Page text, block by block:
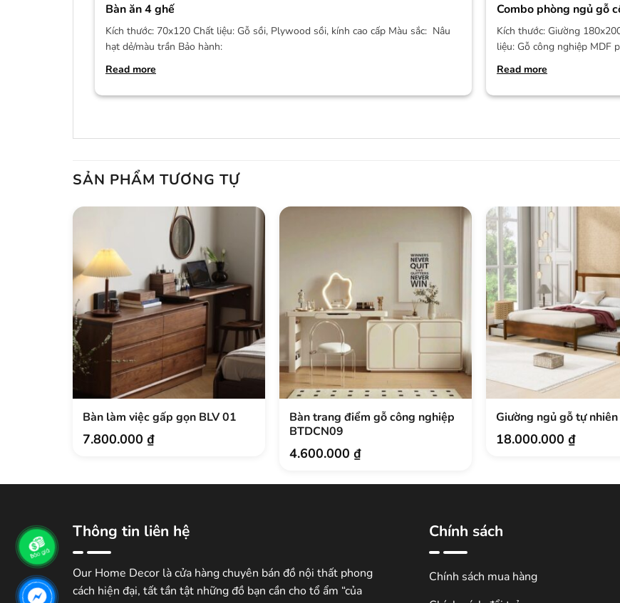
Bàn ăn 4 ghế
Kích thước: 70x120 Chất liệu: Gỗ sồi, Plywood sồi, kính cao cấp Màu sắc: Nâu
hạt dẻ/màu trần Bảo hành:
Read more
Combo phòng ngủ gỗ
Kích thước: Giường
liệu: Gỗ công nghiệp MDF
Read more
SẢN PHẨM TƯƠNG TỰ
Bàn làm việc gấp gọn BLV 01
7.800.000₫
Bàn trang điểm gỗ công nghiệp
BTDCN09
4.600.000₫
Giường ngủ gỗ tự
18.000.000₫
Thông tin liên hệ
Our Home Decor là cửa hàng chuyên bán đồ nội thất phong
cách hiện đại, tất tần tật những đồ bạn cần cho tổ ẩm “của
Chính sách
Chính sách mua hàng